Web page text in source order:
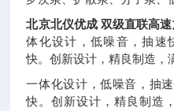
北京北仪优成 双级直联高速
体化设计，低噪音，抽速
快。创新设计，精良制造，
一体化设计，低噪音，抽
快。创新设计，精良制造